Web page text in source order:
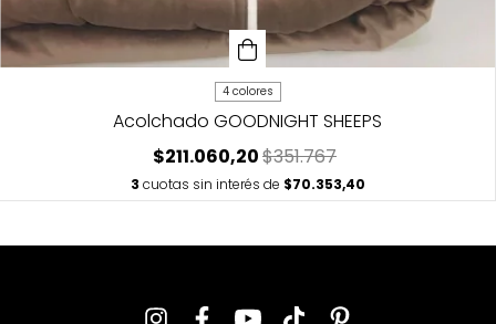
4 colores
Acolchado GOODNIGHT SHEEPS
$211.060,20$351.767
3 cuotas sin interés de $70.353,40